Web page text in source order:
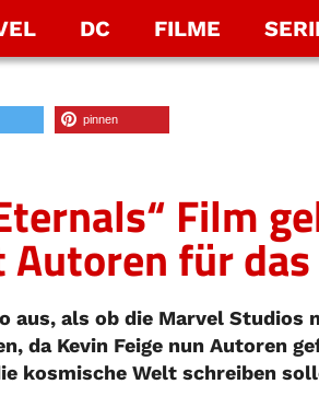
DC FILME
pinnen
Film
für
aus, als ob die Marvel Studios
da Kevin Feige nun Autoren
kosmische Welt schreiben